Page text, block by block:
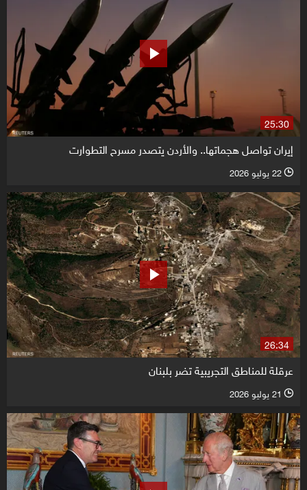
25:30
إيران تواصل هجماتها.. والأردن يتصدر مسرح التطوارت
l 22 يوليو 2026
26:34
عرقلة للمناطق التجريبية تضر بلبنان
l 21 يوليو 2026